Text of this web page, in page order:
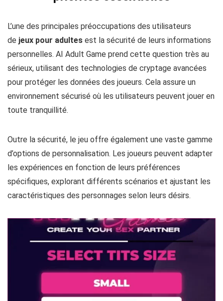
L’une des principales préoccupations des utilisateurs
de jeux pour adultes est la sécurité de leurs informations
personnelles. AI Adult Game prend cette question très au
sérieux, utilisant des technologies de cryptage avancées
pour protéger les données des joueurs. Cela assure un
environnement sécurisé où les utilisateurs peuvent jouer en
toute tranquillité.
Outre la sécurité, le jeu offre également une vaste gamme
d’options de personnalisation. Les joueurs peuvent adapter
les expériences en fonction de leurs préférences
spécifiques, explorant différents scénarios et ajustant les
caractéristiques des personnages selon leurs désirs.